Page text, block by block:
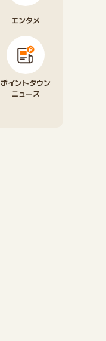
エンタメ
ポイントタウン
ニュース